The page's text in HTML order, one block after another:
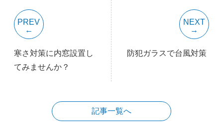
PREV
寒さ対策に内窓設置し
てみませんか？
NEXT
防犯ガラスで台風対策
記事一覧へ